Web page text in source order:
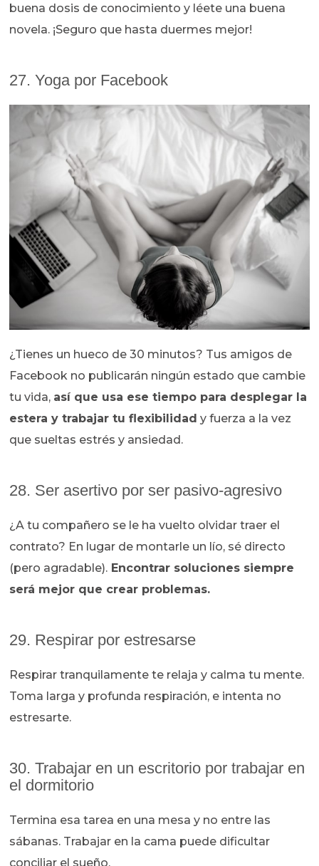
buena dosis de conocimiento y léete una buena
novela. ¡Seguro que hasta duermes mejor!
27. Yoga por Facebook
¿Tienes un hueco de 30 minutos? Tus amigos de
Facebook no publicarán ningún estado que cambie
tu vida, así que usa ese tiempo para desplegar la
estera y trabajar tu flexibilidad y fuerza a la vez
que sueltas estrés y ansiedad.
28. Ser asertivo por ser pasivo-agresivo
¿A tu compañero se le ha vuelto olvidar traer el
contrato? En lugar de montarle un lío, sé directo
(pero agradable). Encontrar soluciones siempre
será mejor que crear problemas.
29. Respirar por estresarse
Respirar tranquilamente te relaja y calma tu mente.
Toma larga y profunda respiración, e intenta no
estresarte.
30. Trabajar en un escritorio por trabajar en
el dormitorio
Termina esa tarea en una mesa y no entre las
sábanas. Trabajar en la cama puede dificultar
conciliar el sueño.